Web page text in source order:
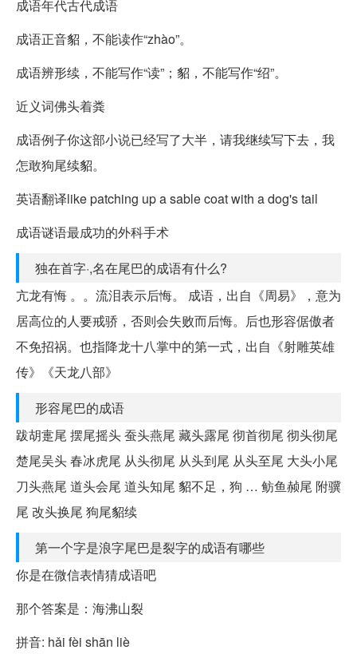
成语年代古代成语
成语正音貂，不能读作“zhào”。
成语辨形续，不能写作“读”；貂，不能写作“绍”。
近义词佛头着粪
成语例子你这部小说已经写了大半，请我继续写下去，我
怎敢狗尾续貂。
英语翻译like patching up a sable coat with a dog's tail
成语谜语最成功的外科手术
独在首字·,名在尾巴的成语有什么?
亢龙有悔 。。流泪表示后悔。 成语，出自《周易》，意为
居高位的人要戒骄，否则会失败而后悔。后也形容倨傲者
不免招祸。也指降龙十八掌中的第一式，出自《射雕英雄
传》《天龙八部》
形容尾巴的成语
跋胡疐尾 摆尾摇头 蚕头燕尾 藏头露尾 彻首彻尾 彻头彻尾
楚尾吴头 春冰虎尾 从头彻尾 从头到尾 从头至尾 大头小尾
刀头燕尾 道头会尾 道头知尾 貂不足，狗 … 鲂鱼赪尾 附骥
尾 改头换尾 狗尾貂续
第一个字是浪字尾巴是裂字的成语有哪些
你是在微信表情猜成语吧
那个答案是：海沸山裂
拼音: hǎi fèi shān liè